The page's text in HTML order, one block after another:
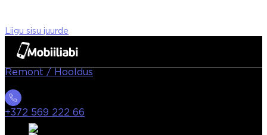
Liigu sisu juurde
Remont / Hooldus
+372 569 222 66